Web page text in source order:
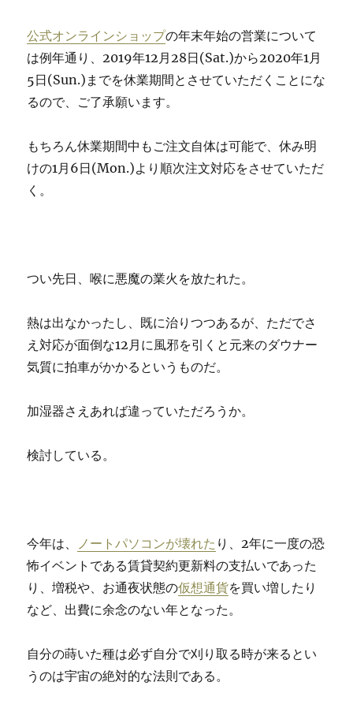
公式オンラインショップの年末年始の営業について
は例年通り、2019年12月28日(Sat.)から2020年1月
5日(Sun.)までを休業期間とさせていただくことにな
るので、ご了承願います。
もちろん休業期間中もご注文自体は可能で、休み明
けの1月6日(Mon.)より順次注文対応をさせていただ
く。
つい先日、喉に悪魔の業火を放たれた。
熱は出なかったし、既に治りつつあるが、ただでさ
え対応が面倒な12月に風邪を引くと元来のダウナー
気質に拍車がかかるというものだ。
加湿器さえあれば違っていただろうか。
検討している。
今年は、 ノートパソコンが壊れた り、2年に一度の恐
怖イベントである賃貸契約更新料の支払いであった
り、増税や、お通夜状態の仮想通貨を買い増したり
など、出費に余念のない年となった。
自分の蒔いた種は必ず自分で刈り取る時が来るとい
うのは宇宙の絶対的な法則である。